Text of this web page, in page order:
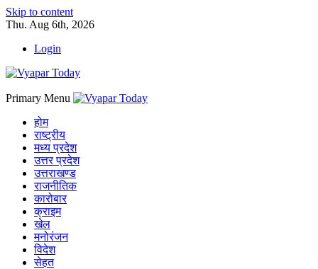
Skip to content
Thu. Aug 6th, 2026
Login
Primary Menu
होम
राष्ट्रीय
मध्य प्रदेश
उत्तर प्रदेश
उत्तराखण्ड
राजनीतिक
कारोबार
क्राइम
खेल
मनोरंजन
विदेश
सेहत